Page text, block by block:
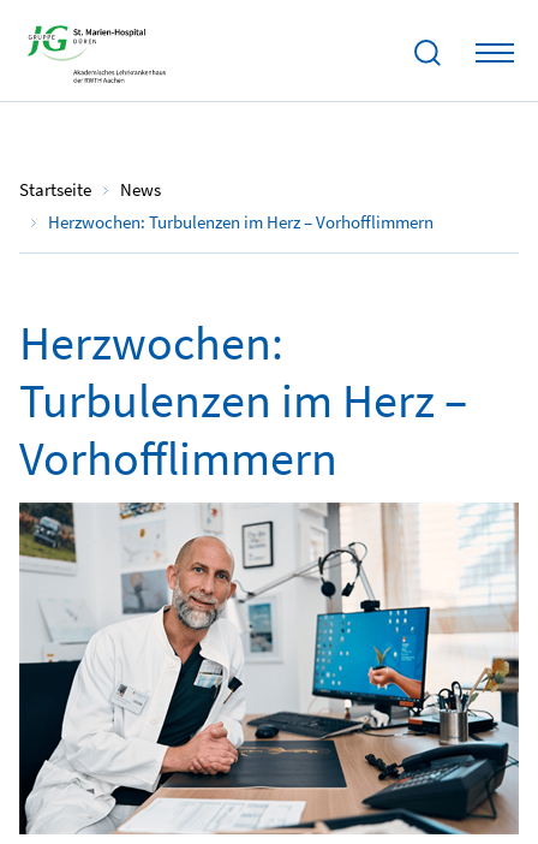
Startseite
News
Herzwochen: Turbulenzen im Herz – Vorhofflimmern
01.11.2022
Herzwochen:
Turbulenzen im Herz –
Vorhofflimmern